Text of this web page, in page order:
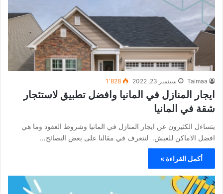
Taimaa سبتمبر 23, 2022 1٬828
ايجار المنازل في المانيا وافضل تطبيق لاستئجار
شقة في المانيا
يتساءل الكثيرون عن ايجار المنازل في المانيا وشروط العقود وما هي
افضل الاماكن للعيش. لنتعرف في مقالنا على بعض النصائح…
أكمل القراءة »